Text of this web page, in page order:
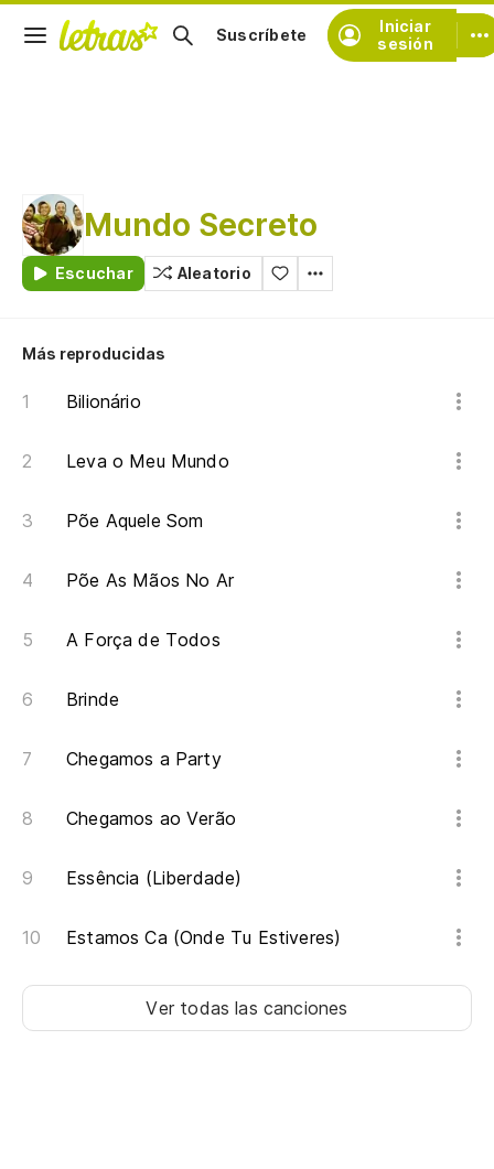
Iniciar
sesión
Suscríbete
Mundo Secreto
Escuchar Aleatorio
Más reproducidas
Bilionário
Leva o Meu Mundo
Põe Aquele Som
Põe As Mãos No Ar
A Força de Todos
Brinde
Chegamos a Party
Chegamos ao Verão
Essência (Liberdade)
Estamos Ca (Onde Tu Estiveres)
Ver todas las canciones